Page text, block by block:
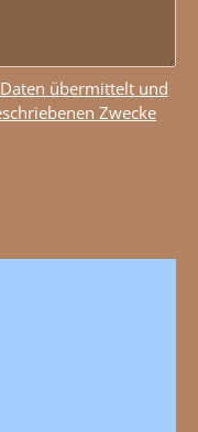
übermittelt und
Zwecke